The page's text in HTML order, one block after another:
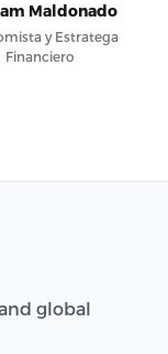
Maldonado
y Estratega
Financiero
global